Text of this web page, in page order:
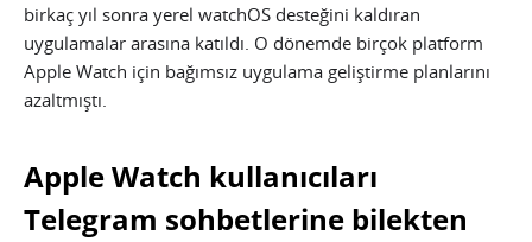
birkaç yıl sonra yerel watchOS desteğini kaldıran
uygulamalar arasına katıldı. O dönemde birçok platform
Apple Watch için bağımsız uygulama geliştirme planlarını
azaltmıştı.
Apple Watch kullanıcıları
Telegram sohbetlerine bilekten